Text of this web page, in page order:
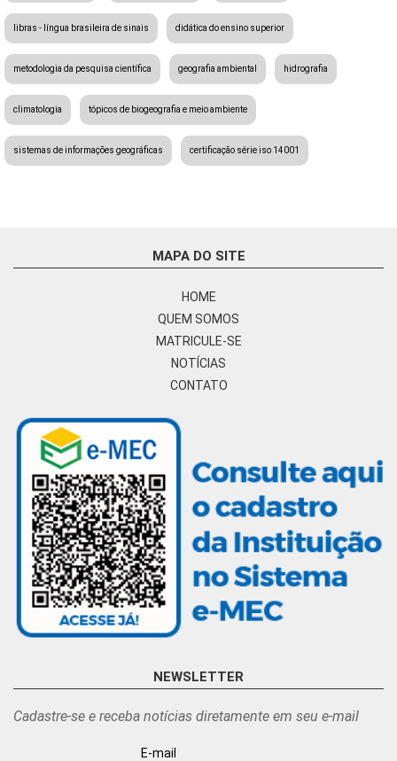
libras - língua brasileira de sinais didática do ensino superior
metodologia da pesquisa científica geografia ambiental hidrografia
climatologia tópicos de biogeografia e meio ambiente
sistemas de informações geográficas certificação série iso 14001
MAPA DO SITE
HOME
QUEM SOMOS
MATRICULE-SE
NOTÍCIAS
CONTATO
NEWSLETTER
Cadastre-se e receba notícias diretamente em seu e-mail
E-mail